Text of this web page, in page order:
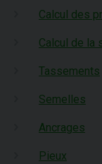
Calcul des
Calcul de la
Tassements
Semelles
Ancrages
Pieux